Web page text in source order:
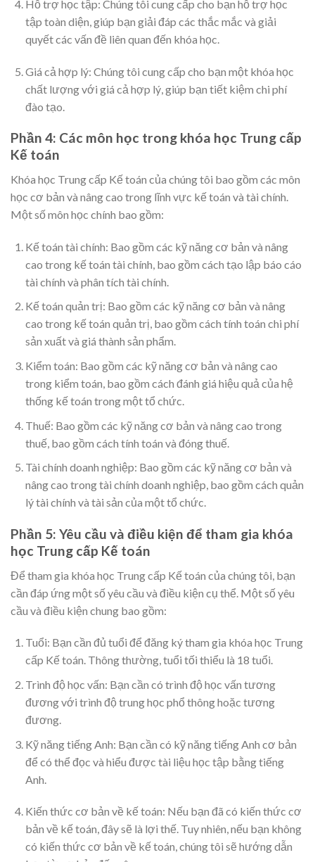
Hỗ trợ học tập: Chúng tôi cung cấp cho bạn hỗ trợ học
tập toàn diện, giúp bạn giải đáp các thắc mắc và giải
quyết các vấn đề liên quan đến khóa học.
Giá cả hợp lý: Chúng tôi cung cấp cho bạn một khóa học
chất lượng với giá cả hợp lý, giúp bạn tiết kiệm chi phí
đào tạo.
Phần 4: Các môn học trong khóa học Trung cấp
Kế toán
Khóa học Trung cấp Kế toán của chúng tôi bao gồm các môn
học cơ bản và nâng cao trong lĩnh vực kế toán và tài chính.
Một số môn học chính bao gồm:
Kế toán tài chính: Bao gồm các kỹ năng cơ bản và nâng
cao trong kế toán tài chính, bao gồm cách tạo lập báo cáo
tài chính và phân tích tài chính.
Kế toán quản trị: Bao gồm các kỹ năng cơ bản và nâng
cao trong kế toán quản trị, bao gồm cách tính toán chi phí
sản xuất và giá thành sản phẩm.
Kiểm toán: Bao gồm các kỹ năng cơ bản và nâng cao
trong kiểm toán, bao gồm cách đánh giá hiệu quả của hệ
thống kế toán trong một tổ chức.
Thuế: Bao gồm các kỹ năng cơ bản và nâng cao trong
thuế, bao gồm cách tính toán và đóng thuế.
Tài chính doanh nghiệp: Bao gồm các kỹ năng cơ bản và
nâng cao trong tài chính doanh nghiệp, bao gồm cách quản
lý tài chính và tài sản của một tổ chức.
Phần 5: Yêu cầu và điều kiện để tham gia khóa
học Trung cấp Kế toán
Để tham gia khóa học Trung cấp Kế toán của chúng tôi, bạn
cần đáp ứng một số yêu cầu và điều kiện cụ thể. Một số yêu
cầu và điều kiện chung bao gồm:
Tuổi: Bạn cần đủ tuổi để đăng ký tham gia khóa học Trung
cấp Kế toán. Thông thường, tuổi tối thiểu là 18 tuổi.
Trình độ học vấn: Bạn cần có trình độ học vấn tương
đương với trình độ trung học phổ thông hoặc tương
đương.
Kỹ năng tiếng Anh: Bạn cần có kỹ năng tiếng Anh cơ bản
để có thể đọc và hiểu được tài liệu học tập bằng tiếng
Anh.
Kiến thức cơ bản về kế toán: Nếu bạn đã có kiến thức cơ
bản về kế toán, đây sẽ là lợi thế. Tuy nhiên, nếu bạn không
có kiến thức cơ bản về kế toán, chúng tôi sẽ hướng dẫn